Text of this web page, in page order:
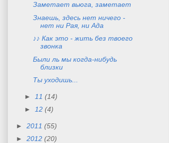
Заметает вьюга, заметает
Знаешь, здесь нет ничего -
нет ни Рая, ни Ада
♪♪ Как это - жить без твоего
звонка
Были ль мы когда-нибудь
близки
Ты уходишь...
► 11 (14)
►
12 (4)
► 2011 (55)
► 2012 (20)